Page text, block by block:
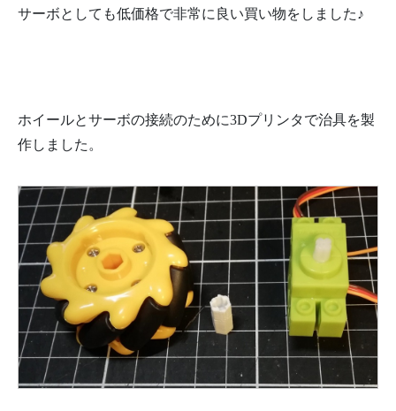
クロ: ビッ
ーdiyグリ
ーンオレ
ンジgeek
servo|Ho
me Auto
mation M
odules| -
AliExpres
s
サーボとしても低価格で非常に良い買い物をしました♪
ホイールとサーボの接続のために3Dプリンタで治具を製
作しました。